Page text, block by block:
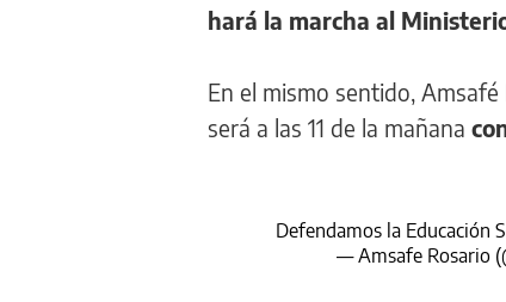
hará la marcha al
En el mismo sentido,
será a las 11 de la mañana
Defendamos la
— Amsafe Rosario